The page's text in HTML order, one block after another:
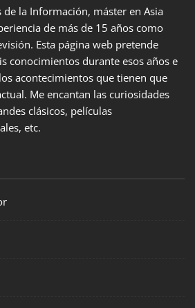
de la Información, máster en Asia
de más de 15 años como
Esta página web pretende
conocimientos durante esos años e
acontecimientos que tienen que
Me encantan las curiosidades
clásicos, películas
etc.